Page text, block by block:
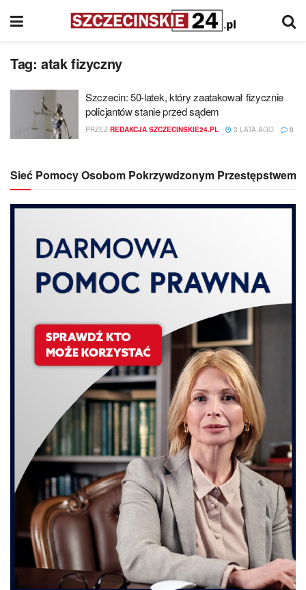
Tag: atak fizyczny
Szczecin: 50-latek, który zaatakował fizycznie
policjantów stanie przed sądem
PRZEZ REDAKCJA SZCZECINSKIE24.PL 3 LATA AGO 0
Sieć Pomocy Osobom Pokrzywdzonym Przestępstwem